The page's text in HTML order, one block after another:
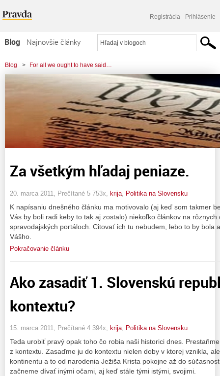
Registrácia Prihlásenie
Blog
Najnovšie články
Najčítanejšie články
Najkomentovanejšie články
Zoznam blogov
Komerčné blogy
Blog > For all we ought to have said…
Za všetkým hľadaj peniaze.
20. marca 2011, Prečítané 5 753x, krija Politika na Slovensku
K napísaniu dnešného článku ma motivovalo (aj keď som takmer
Vás by boli radi keby to tak aj zostalo) niekoľko článkov na
spravodajských portáloch. Citovať ich tu nebudem, lebo to by bola
Vášho.
Pokračovanie článku
Ako zasadiť 1. Slovenskú
kontextu?
15. marca 2011, Prečítané 4 394x, krija, Politika na Slovensku
Teda urobiť pravý opak toho čo robia naši historici dnes.
z kontextu. Zasaďme ju do kontextu nielen doby v ktorej vznikla,
kontinentu a to od narodenia Ježiša Krista pokojne až do
začneme dívať inými očami, aj keď stále tými istými, svojimi.